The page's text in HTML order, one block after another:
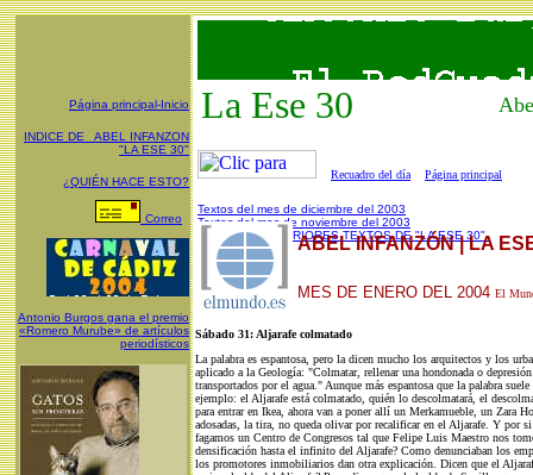
Página principal-Inicio
INDICE DE ABEL INFANZON
"LA ESE 30"
¿QUIÉN HACE ESTO?
Correo
Antonio Burgos gana el premio
«Romero Murube» de artículos
periodísticos
La Ese 30
Recuadro del día Página principal
Textos del mes de diciembre del 2003
Textos del mes de noviembre del 2003
INDICE DE ANTERIORES TEXTOS DE "LA ESE 30"
ABEL INFANZÓN | LA
MES DE ENERO DEL 2004 El
Sábado 31: Aljarafe colmatado
La palabra es espantosa, pero la dicen mucho los arquitectos y los
aplicado a la Geología: "Colmatar, rellenar una hondonada o
transportados por el agua." Aunque más espantosa que la palabra
ejemplo: el Aljarafe está colmatado, quién lo descolmatará, el
para entrar en Ikea, ahora van a poner allí un Merkamueble, un Zara
adosadas, la tira, no queda olivar por recalificar en el Aljarafe. Y por
fagamos un Centro de Congresos tal que Felipe Luis Maestro nos
densificación hasta el infinito del Aljarafe? Como denunciaban los
los promotores inmobiliarios dan otra explicación. Dicen que el